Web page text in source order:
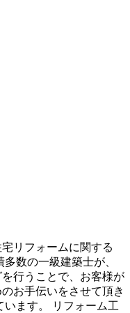
リフォームに関する
数の一級建築士が、
行うことで、お客様が
お手伝いをさせて頂き
います。 リフォーム工